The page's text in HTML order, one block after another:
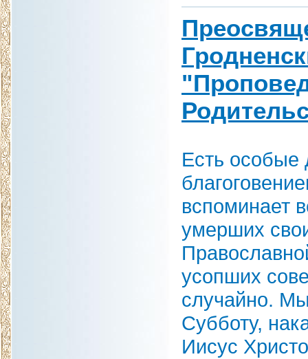
Есть особые
вспоминает
умерших
усопших
случайно.
Субботу,
Иисус